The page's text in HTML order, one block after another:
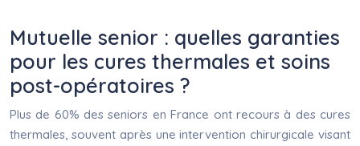
Mutuelle senior : quelles garanties
pour les cures thermales et soins
post-opératoires ?
Plus de 60% des seniors en France ont recours à des cures
thermales, souvent après une intervention chirurgicale visant